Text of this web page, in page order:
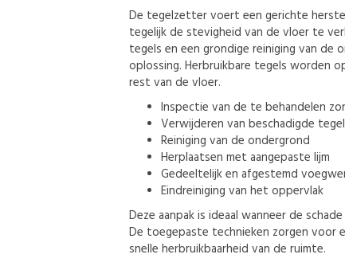
De tegelzetter voert een gerichte
tegelijk de stevigheid van de vloer te
tegels en een grondige reiniging van
oplossing. Herbruikbare tegels worden
rest van de vloer.
Inspectie van de te behandelen
Verwijderen van beschadigde
Reiniging van de ondergrond
Herplaatsen met aangepaste lijm
Gedeeltelijk en afgestemd
Eindreiniging van het oppervlak
Deze aanpak is ideaal wanneer de
De toegepaste technieken zorgen voor
snelle herbruikbaarheid van de ruimte.